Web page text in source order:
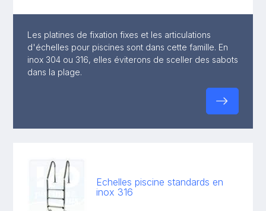
Les platines de fixation fixes et les articulations
d'échelles pour piscines sont dans cette famille. En
inox 304 ou 316, elles éviterons de sceller des sabots
dans la plage.
Echelles piscine standards en
inox 316